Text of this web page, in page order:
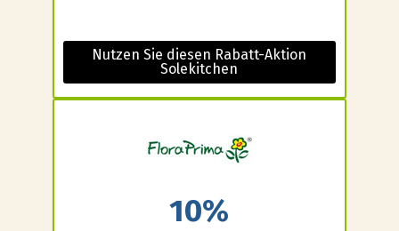
Nutzen Sie diesen Rabatt-Aktion
Solekitchen
10%